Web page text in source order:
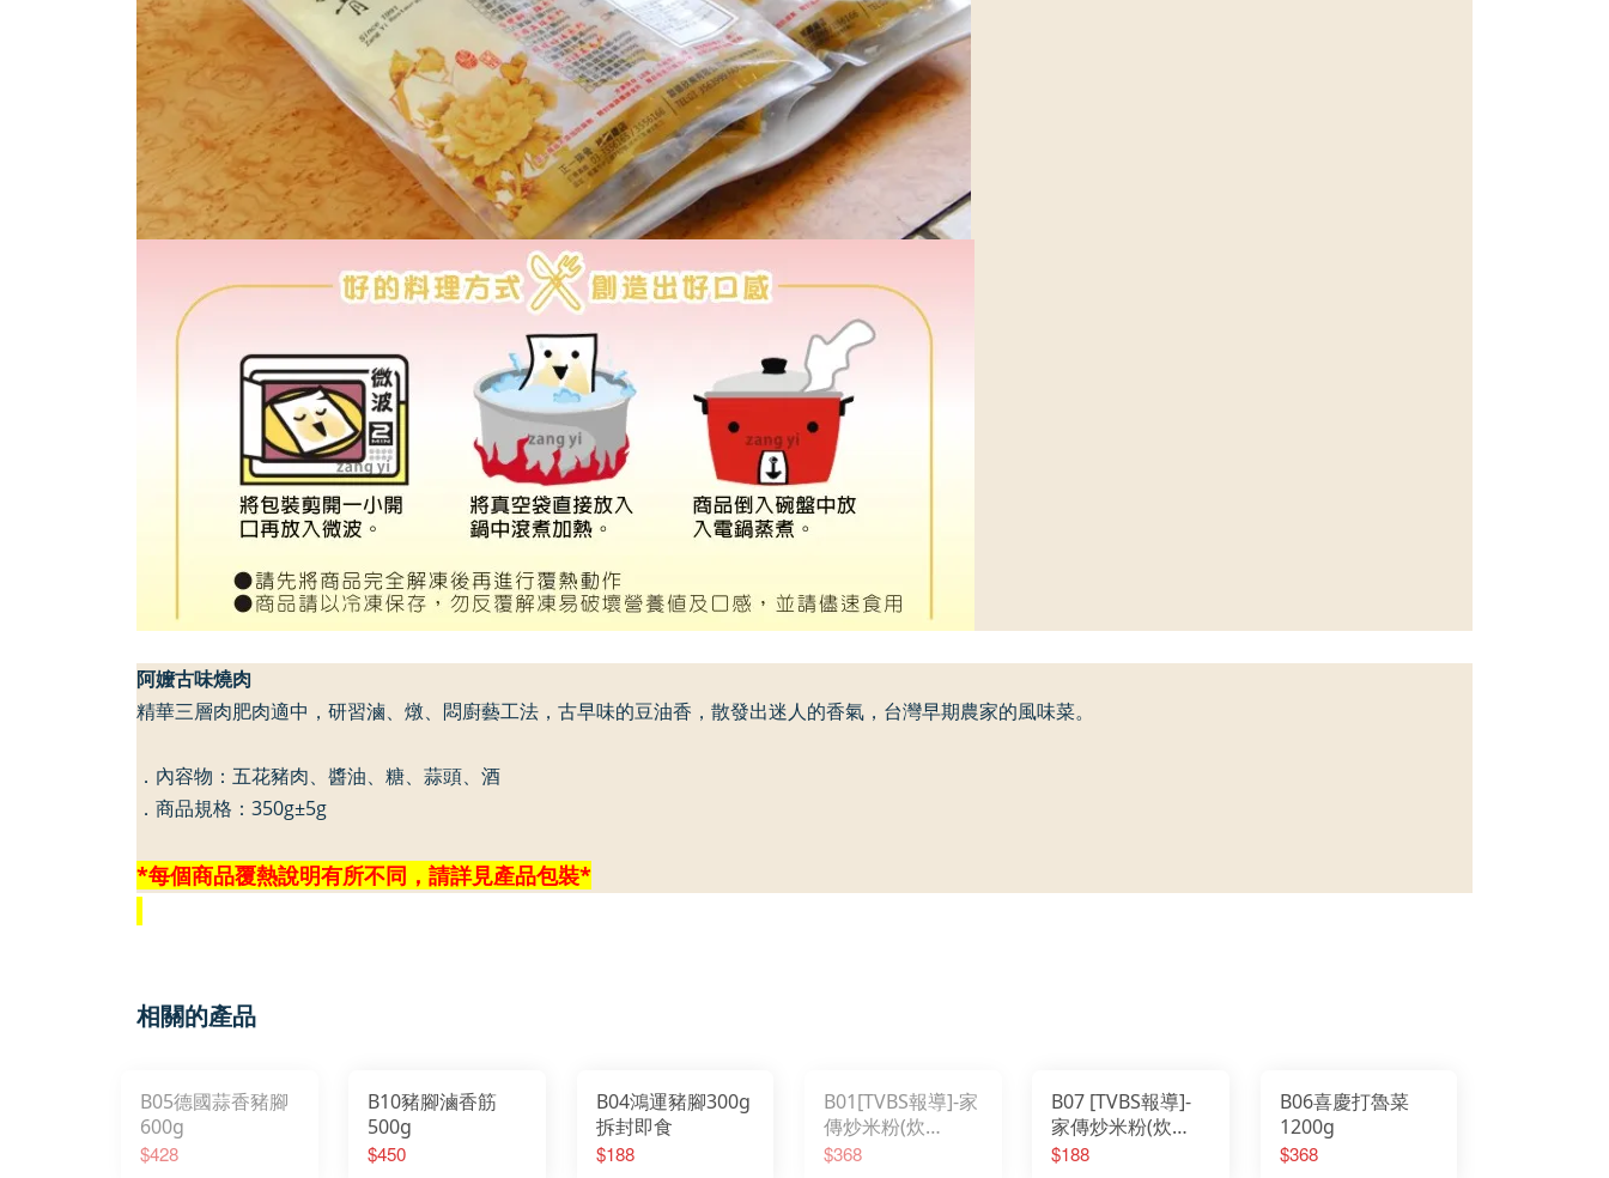
阿嬤古味燒肉
精華三層肉肥肉適中，研習滷、燉、悶廚藝工法，古早味的豆油香，散發出迷人的香氣，台灣早期農家的風味菜。
．內容物：五花豬肉、醬油、糖、蒜頭、酒
．商品規格：350g±5g
*每個商品覆熱說明有所不同，請詳見產品包裝*
相關的產品
B05德國蒜香豬腳
600g
$428
B10豬腳滷香筋
500g
$450
B04鴻運豬腳300g
拆封即食
$188
B01[TVBS報導]-家
傳炒米粉(炊
粉)1200g(大)
$368
B07 [TVBS報導]-
家傳炒米粉(炊
粉)500g(小)
$188
B06喜慶打魯菜
1200g
$368